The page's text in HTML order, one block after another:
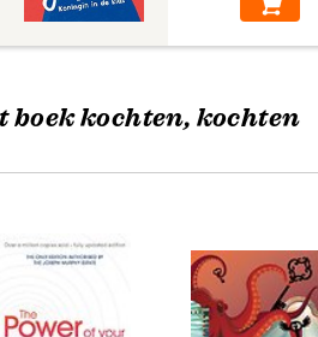
boek kochten, kochten